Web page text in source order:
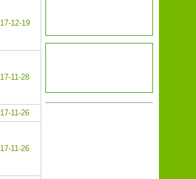
12-19
11-28
11-26
11-26